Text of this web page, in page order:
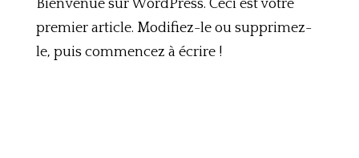
Bienvenue sur WordPress. Ceci est votre
premier article. Modifiez-le ou supprimez-
le, puis commencez à écrire !